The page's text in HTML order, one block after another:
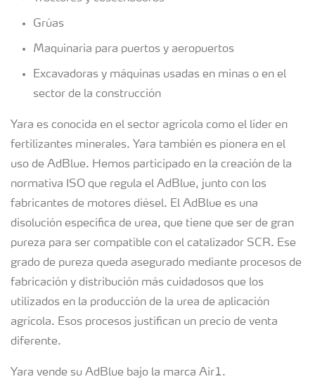
Grúas
Maquinaria para puertos y aeropuertos
Excavadoras y máquinas usadas en minas o en el
sector de la construcción
Yara es conocida en el sector agrícola como el líder en
fertilizantes minerales. Yara también es pionera en el
uso de AdBlue. Hemos participado en la creación de la
normativa ISO que regula el AdBlue, junto con los
fabricantes de motores diésel. El AdBlue es una
disolución específica de urea, que tiene que ser de gran
pureza para ser compatible con el catalizador SCR. Ese
grado de pureza queda asegurado mediante procesos de
fabricación y distribución más cuidadosos que los
utilizados en la producción de la urea de aplicación
agrícola. Esos procesos justifican un precio de venta
diferente.
Yara vende su AdBlue bajo la marca Air1.